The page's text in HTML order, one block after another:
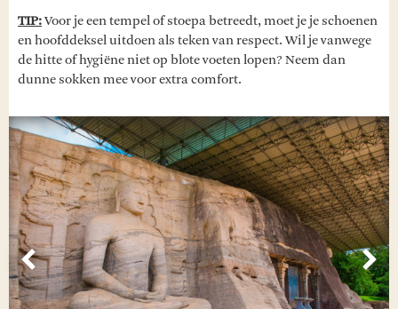
TIP:Voor je een tempel of stoepa betreedt, moet je je schoenen
en hoofddeksel uitdoen als teken van respect. Wil je vanwege
de hitte of hygiëne niet op blote voeten lopen? Neem dan
dunne sokken mee voor extra comfort.
Vorige